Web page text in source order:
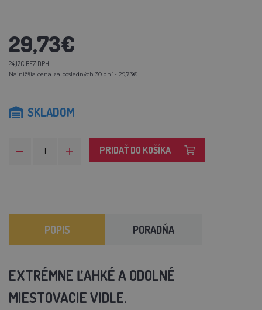
29,73€
24,17€ BEZ DPH
Najnižšia cena za posledných 30 dní - 29,73€
SKLADOM
PRIDAŤ DO KOŠÍKA
POPIS PORADŇA
EXTRÉMNE ĽAHKÉ A ODOLNÉ
MIESTOVACIE VIDLE.